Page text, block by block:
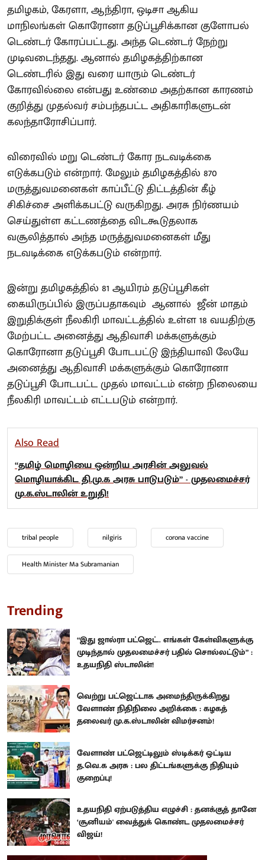
தமிழகம், கேரளா, ஆந்திரா, ஒடிசா ஆகிய
மாநிலங்கள் கொரோனா தடுப்பூசிக்கான குளோபல்
டெண்டர் கோரப்பட்டது. அந்த டெண்டர் நேற்று
முடிவடைந்தது. ஆனால் தமிழகத்திற்கான
டெண்டரில் இது வரை யாரும் டெண்டர்
கோரவில்லை என்பது உண்மை அதற்கான காரணம்
குறித்து முதல்வர் சம்பந்தபட்ட அதிகாரிகளுடன்
கலந்தாரோசிப்பார்.
விரைவில் மறு டெண்டர் கோர நடவடிக்கை
எடுக்கபடும் என்றார். மேலும் தமிழகத்தில் 870
மருத்துவமனைகள் காப்பீட்டு திட்டத்தின் கீழ்
சிகிச்சை அளிக்கபட்டு வருகிறது. அரசு நிர்ணயம்
செய்துள்ள கட்டணத்தை விடகூடுதலாக
வசூலித்தால் அந்த மருத்துவமனைகள் மீது
நடவடிக்கை எடுக்கபடும் என்றார்.
இன்று தமிழகத்தில் 81 ஆயிரம் தடுப்பூசிகள்
கையிருப்பில் இருப்பதாகவும் ஆனால் ஜீன் மாதம்
இறுதிக்குள் நீலகிரி மாவட்டத்தில் உள்ள 18 வயதிற்கு
மேற்பட்ட அனைத்து ஆதிவாசி மக்களுக்கும்
கொரோனா தடுப்பூசி போடபட்டு இந்தியாவி லேயே
அனைத்து ஆதிவாசி மக்களுக்கும் கொரோனா
தடுப்பூசி போடபட்ட முதல் மாவட்டம் என்ற நிலையை
நீலகிரி மாவட்டம் எட்டபடும் என்றார்.
Also Read
“தமிழ் மொழியை ஒன்றிய அரசின் அலுவல்
மொழியாக்கிட தி.மு.க அரசு பாடுபடும்” - முதலமைச்சர்
மு.க.ஸ்டாலின் உறுதி!
tribal people nilgiris corona vaccine
Health Minister Ma Subramanian
Trending
“இது ஜால்ரா பட்ஜெட்.. எங்கள் கேள்விகளுக்கு
முடிந்தால் முதலமைச்சர் பதில் சொல்லட்டும்” :
உதயநிதி ஸ்டாலின்!
வெற்று பட்ஜெட்டாக அமைந்திருக்கிறது
வேளாண் நிதிநிலை அறிக்கை : கழகத்
தலைவர் மு.க.ஸ்டாலின் விமர்சனம்!
வேளாண் பட்ஜெட்டிலும் ஸ்டிக்கர் ஒட்டிய
த.வெ.க அரசு : பல திட்டங்களுக்கு நிதியும்
குறைப்பு!
உதயநிதி ஏற்படுத்திய எழுச்சி : தனக்குத் தானே
‘சூனியம்' வைத்துக் கொண்ட முதலமைச்சர்
விஜய்!